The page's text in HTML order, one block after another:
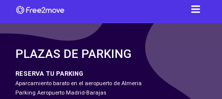
PLAZAS DE PARKING
RESERVA TU PARKING
Aparcamiento barato en el aeropuerto de Almeria
Parking Aeropuerto Madrid-Barajas